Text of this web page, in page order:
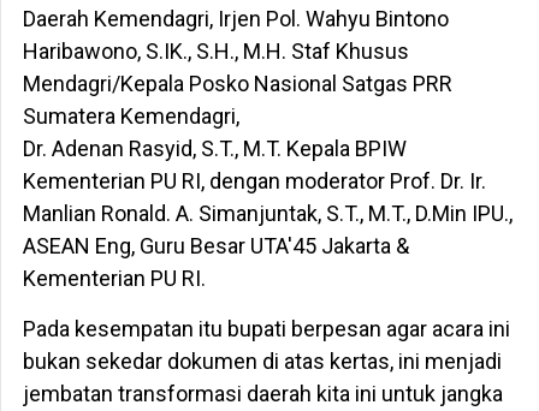
Daerah Kemendagri, Irjen Pol. Wahyu Bintono
Haribawono, S.IK., S.H., M.H. Staf Khusus
Mendagri/Kepala Posko Nasional Satgas PRR
Sumatera Kemendagri,
Dr. Adenan Rasyid, S.T., M.T. Kepala BPIW
Kementerian PU RI, dengan moderator Prof. Dr. Ir.
Manlian Ronald. A. Simanjuntak, S.T., M.T., D.Min IPU.,
ASEAN Eng, Guru Besar UTA'45 Jakarta &
Kementerian PU RI.
Pada kesempatan itu bupati berpesan agar acara ini
bukan sekedar dokumen di atas kertas, ini menjadi
jembatan transformasi daerah kita ini untuk jangka